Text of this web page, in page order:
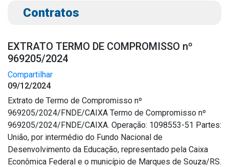
Portal do Cidadão
Publicações
Diário Oficial (Novo)
Diário Oficial (Até 30/04)
Recursos Humanos
Processo Seletivo
Seletivo Simplificado
Contratos
EXTRATO TERMO DE COMPROMISSO nº
969205/2024
Compartilhar
09/12/2024
Extrato de Termo de Compromisso nº
969205/2024/FNDE/CAIXA Termo de Compromisso nº
969205/2024/FNDE/CAIXA. Operação: 1098553-51 Partes:
União, por intermédio do Fundo Nacional de
Desenvolvimento da Educação, representado pela Caixa
Econômica Federal e o município de Marques de Souza/RS.